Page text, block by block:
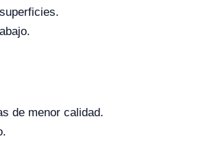
de menor calidad.